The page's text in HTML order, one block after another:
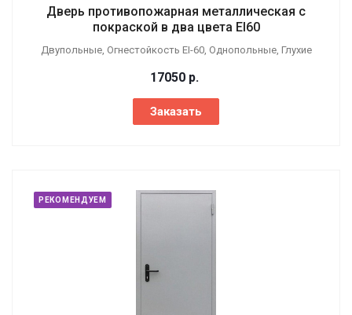
Дверь противопожарная металлическая с
покраской в два цвета EI60
Двупольные, Огнестойкость EI-60, Однопольные, Глухие
17050 р.
Заказать
РЕКОМЕНДУЕМ